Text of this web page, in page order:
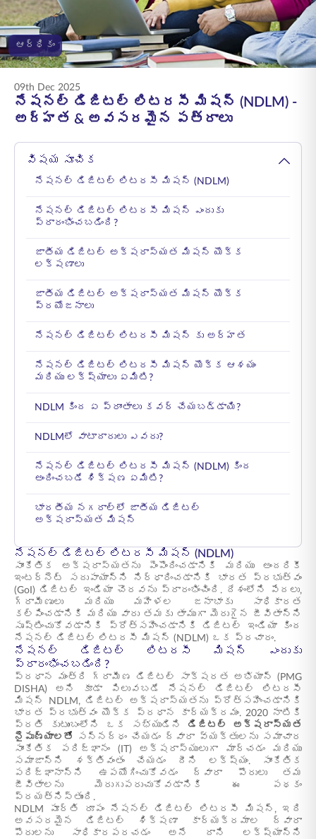
ENGLISH
ఆన్‌లైన్‌లో కొనండి ప్రీమియం చెల్లించండి
ఆర్థికం
09th Dec 2025
నేషనల్ డిజిటల్ లిటరసీ మిషన్ (NDLM) -
అర్హత & అవసరమైన పత్రాలు
విషయ సూచిక
నేషనల్ డిజిటల్ లిటరసీ మిషన్ (NDLM)
నేషనల్ డిజిటల్ లిటరసీ మిషన్ ఎందుకు
ప్రారంభించబడింది?
జాతీయ డిజిటల్ అక్షరాస్యత మిషన్ యొక్క
లక్షణాలు
జాతీయ డిజిటల్ అక్షరాస్యత మిషన్ యొక్క
ప్రయోజనాలు
నేషనల్ డిజిటల్ లిటరసీ మిషన్ కు అర్హత
నేషనల్ డిజిటల్ లిటరసీ మిషన్ యొక్క ఆశయం
మరియు లక్ష్యాలు ఏమిటి?
NDLM కింద ఏ ప్రాంతాలు కవర్ చేయబడ్డాయి?
NDLMలో వాటాదారులు ఎవరు?
నేషనల్ డిజిటల్ లిటరసీ మిషన్ (NDLM) కింద
అందించబడే శిక్షణ ఏమిటి?
భారతీయ నగరాల్లో జాతీయ డిజిటల్
అక్షరాస్యత మిషన్
నేషనల్ డిజిటల్ లిటరసీ మిషన్ (NDLM)
సాంకేతిక అక్షరాస్యతను పెంపొందించడానికి మరియు అందరికీ
ఇంటర్నెట్ సదుపాయాన్ని నిర్ధారించడానికి భారత ప్రభుత్వం
(GoI) డిజిటల్ ఇండియా చొరవను ప్రారంభించింది. దేశంలోని పేదలు,
గ్రామీణులు మరియు మహిళల జనాభాకు సాధికారత
కల్పించడానికి మరియు వారు తమకు తాముగా మెరుగైన జీవితాన్ని
సృష్టించుకోవడానికి ప్రోత్సహించడానికి డిజిటల్ ఇండియా కింద
నేషనల్ డిజిటల్ లిటరసీ మిషన్ (NDLM) ఒక ప్రచారం.
నేషనల్ డిజిటల్ లిటరసీ మిషన్ ఎందుకు
ప్రారంభించబడింది?
ప్రధాన మంత్రి గ్రామీణ డిజిటల్ సాక్షరత అభియాన్ (PMG
DISHA) అని కూడా పిలువబడే నేషనల్ డిజిటల్ లిటరసీ
మిషన్ NDLM, డిజిటల్ అక్షరాస్యతను ప్రోత్సహించడానికి
భారత ప్రభుత్వం యొక్క ప్రధాన కార్యక్రమం. 2020 నాటికి
ప్రతి కుటుంబంలోని ఒక సభ్యుడిని డిజిటల్ అక్షరాస్యత
నైపుణ్యాలతో
సన్నద్ధం చేయడం ద్వారా వ్యక్తులను సమాచార
సాంకేతిక పరిజ్ఞానం (IT) అక్షరాస్యులుగా మార్చడం మరియు
సమాజాన్ని శక్తివంతం చేయడం దీని లక్ష్యం. సాంకేతిక
పరిజ్ఞానాన్ని ఉపయోగించుకోవడం ద్వారా పౌరులు తమ
జీవితాలను మెరుగుపరుచుకోవడానికి ఈ పథకం
ప్రయత్నిస్తుంది.
NDLM పూర్తి రూపం నేషనల్ డిజిటల్ లిటరసీ మిషన్, ఇది
అవసరమైన డిజిటల్ శిక్షణా కార్యక్రమాల ద్వారా
పౌరులను సాధికారపరచడం అనే దాని లక్ష్యాన్ని